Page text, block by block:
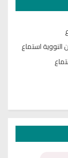
النووية استماع